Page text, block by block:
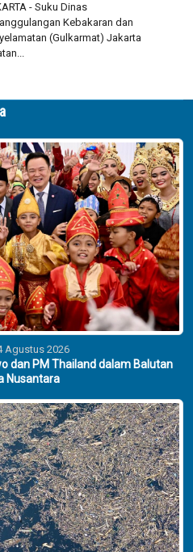
- Suku Dinas
Kebakaran dan
(Gulkarmat) Jakarta
Agustus 2026
dan PM Thailand dalam Balutan
Nusantara